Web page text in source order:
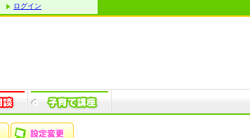
ログイン